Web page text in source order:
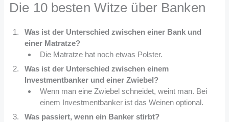
Die 10 besten Witze über Banken
Was ist der Unterschied zwischen einer Bank und
einer Matratze?
Die Matratze hat noch etwas Polster.
Was ist der Unterschied zwischen einem
Investmentbanker und einer Zwiebel?
Wenn man eine Zwiebel schneidet, weint man. Bei
einem Investmentbanker ist das Weinen optional.
Was passiert, wenn ein Banker stirbt?